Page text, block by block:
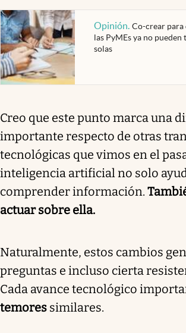
Opinión. Co-crear para
las PyMEs ya no
solas
Creo que este punto marca una
importante respecto de otras
tecnológicas que vimos en el
inteligencia artificial no solo
comprender información.
actuar sobre ella.
Naturalmente, estos cambios
preguntas e incluso cierta
Cada avance tecnológico
temores similares.